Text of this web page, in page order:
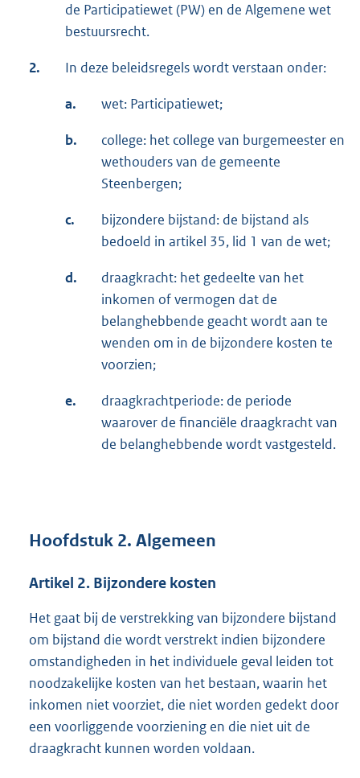
de Participatiewet (PW) en de Algemene wet
bestuursrecht.
2. In deze beleidsregels wordt verstaan onder:
a. wet: Participatiewet;
b.
college: het college van burgemeester en
wethouders van de gemeente
Steenbergen;
c.
bijzondere bijstand: de bijstand als
bedoeld in artikel 35, lid 1 van de wet;
d.
draagkracht: het gedeelte van het
inkomen of vermogen dat de
belanghebbende geacht wordt aan te
wenden om in de bijzondere kosten te
voorzien;
e.
draagkrachtperiode: de periode
waarover de financiële draagkracht van
de belanghebbende wordt vastgesteld.
Hoofdstuk 2. Algemeen
Artikel 2. Bijzondere kosten
Het gaat bij de verstrekking van bijzondere bijstand
om bijstand die wordt verstrekt indien bijzondere
omstandigheden in het individuele geval leiden tot
noodzakelijke kosten van het bestaan, waarin het
inkomen niet voorziet, die niet worden gedekt door
een voorliggende voorziening en die niet uit de
draagkracht kunnen worden voldaan.